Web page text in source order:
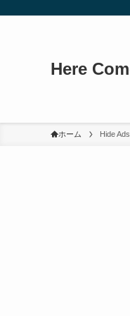
Here
ホーム Hide